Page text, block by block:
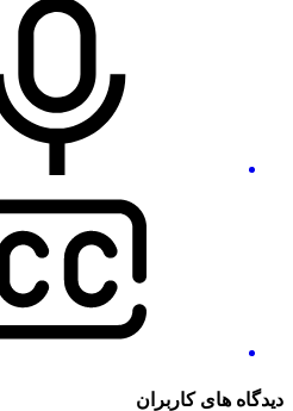
دیدگاه های کاربران